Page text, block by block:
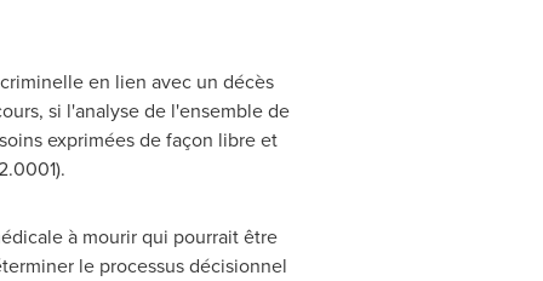
en lien avec un décès
si l'analyse de l'ensemble de
exprimées de façon libre et
à mourir qui pourrait être
le processus décisionnel